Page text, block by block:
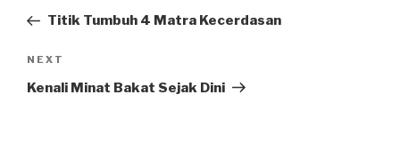
Titik Tumbuh 4 Matra Kecerdasan
NEXT
Kenali Minat Bakat Sejak Dini